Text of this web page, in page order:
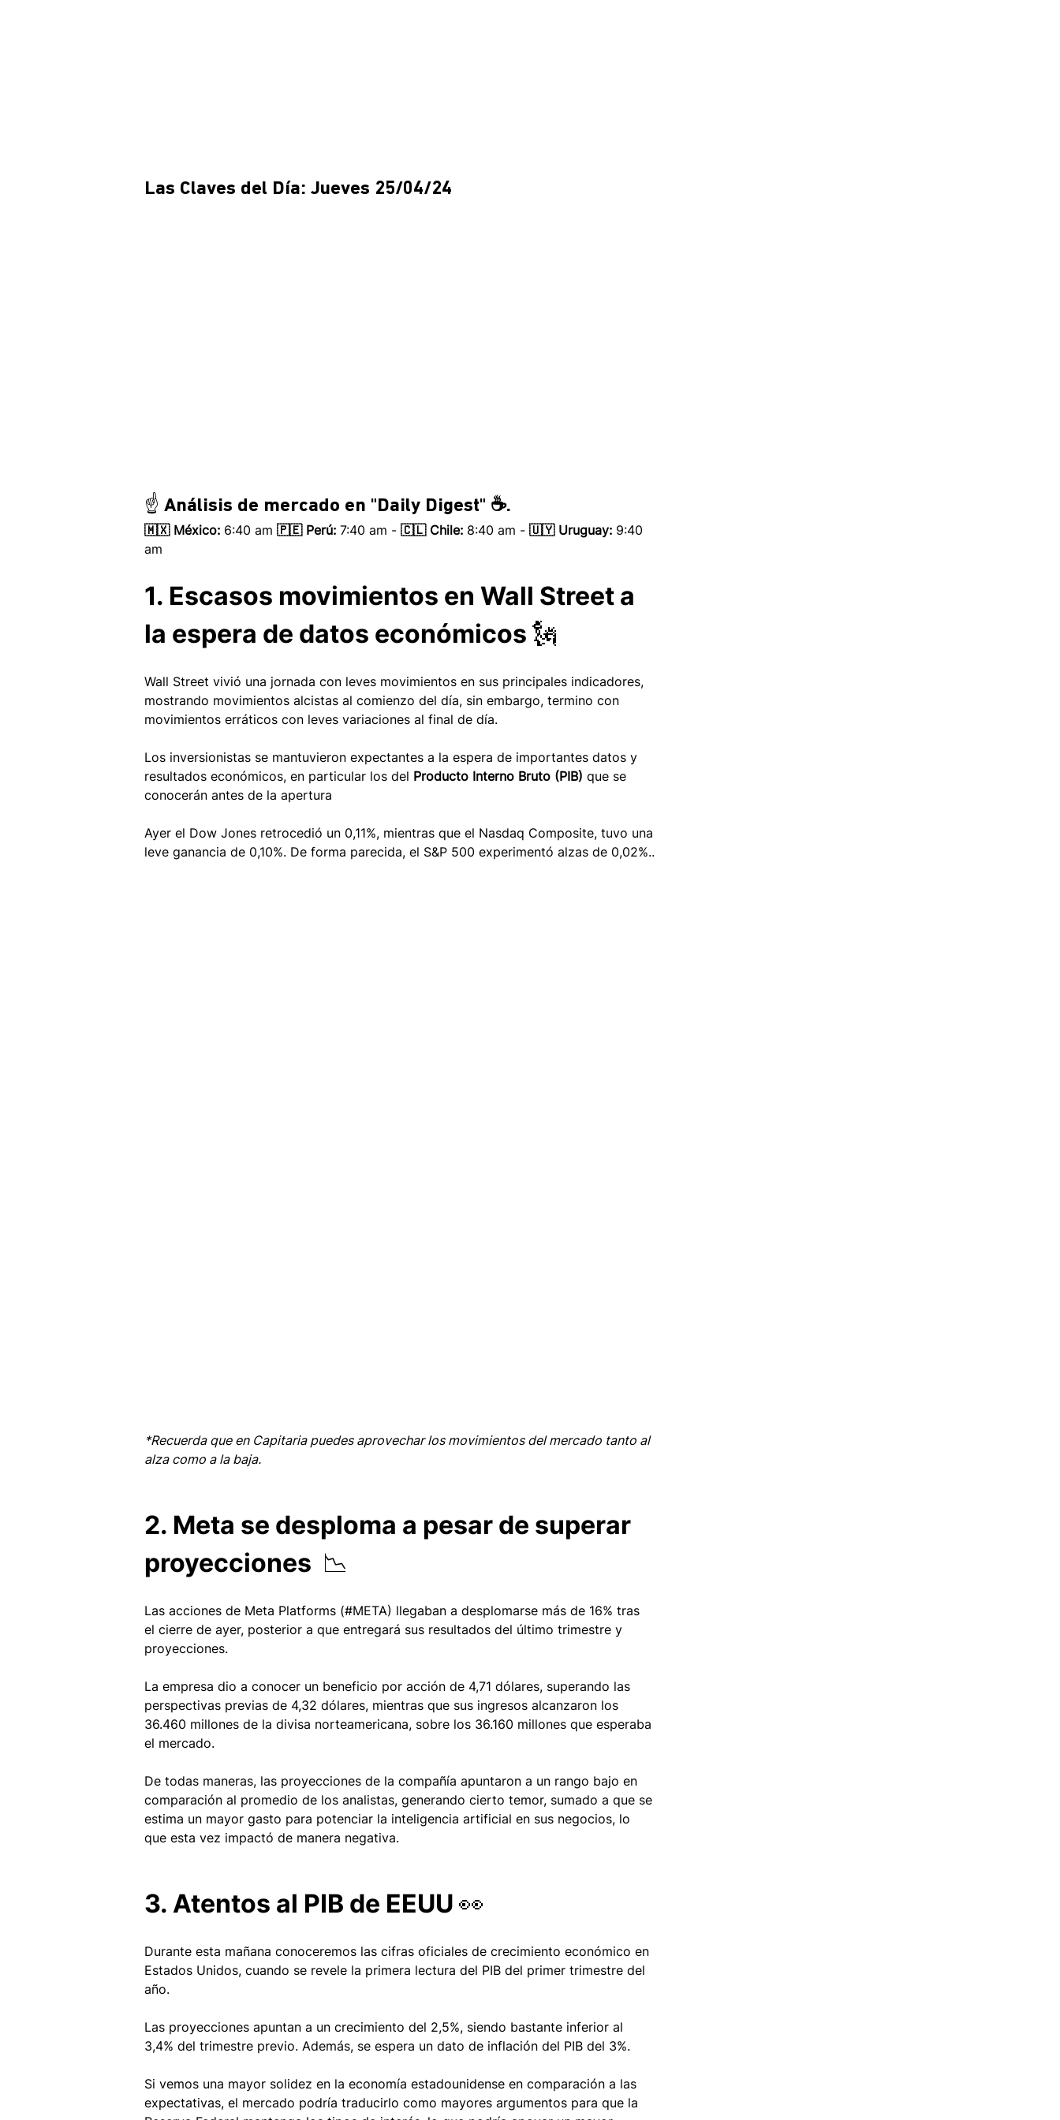
Las Claves del Día: Jueves 25/04/24
☝️ Análisis de mercado en "Daily Digest" ☕.
🇲🇽 México: 6:40 am 🇵🇪 Perú: 7:40 am - 🇨🇱 Chile: 8:40 am - 🇺🇾 Uruguay: 9:40
am
1. Escasos movimientos en Wall Street a
la espera de datos económicos 🗽
Wall Street vivió una jornada con leves movimientos en sus principales indicadores,
mostrando movimientos alcistas al comienzo del día, sin embargo, termino con
movimientos erráticos con leves variaciones al final de día.
Los inversionistas se mantuvieron expectantes a la espera de importantes datos y
resultados económicos, en particular los del Producto Interno Bruto (PIB) que se
conocerán antes de la apertura
Ayer el Dow Jones retrocedió un 0,11%, mientras que el Nasdaq Composite, tuvo una
leve ganancia de 0,10%. De forma parecida, el S&P 500 experimentó alzas de 0,02%..
*Recuerda que en Capitaria puedes aprovechar los movimientos del mercado tanto al
alza como a la baja.
2. Meta se desploma a pesar de superar
proyecciones  📉
Las acciones de Meta Platforms (#META) llegaban a desplomarse más de 16% tras
el cierre de ayer, posterior a que entregará sus resultados del último trimestre y
proyecciones.
La empresa dio a conocer un beneficio por acción de 4,71 dólares, superando las
perspectivas previas de 4,32 dólares, mientras que sus ingresos alcanzaron los
36.460 millones de la divisa norteamericana, sobre los 36.160 millones que esperaba
el mercado.
De todas maneras, las proyecciones de la compañía apuntaron a un rango bajo en
comparación al promedio de los analistas, generando cierto temor, sumado a que se
estima un mayor gasto para potenciar la inteligencia artificial en sus negocios, lo
que esta vez impactó de manera negativa.
3. Atentos al PIB de EEUU 👀
Durante esta mañana conoceremos las cifras oficiales de crecimiento económico en
Estados Unidos, cuando se revele la primera lectura del PIB del primer trimestre del
año.
Las proyecciones apuntan a un crecimiento del 2,5%, siendo bastante inferior al
3,4% del trimestre previo. Además, se espera un dato de inflación del PIB del 3%.
Si vemos una mayor solidez en la economía estadounidense en comparación a las
expectativas, el mercado podría traducirlo como mayores argumentos para que la